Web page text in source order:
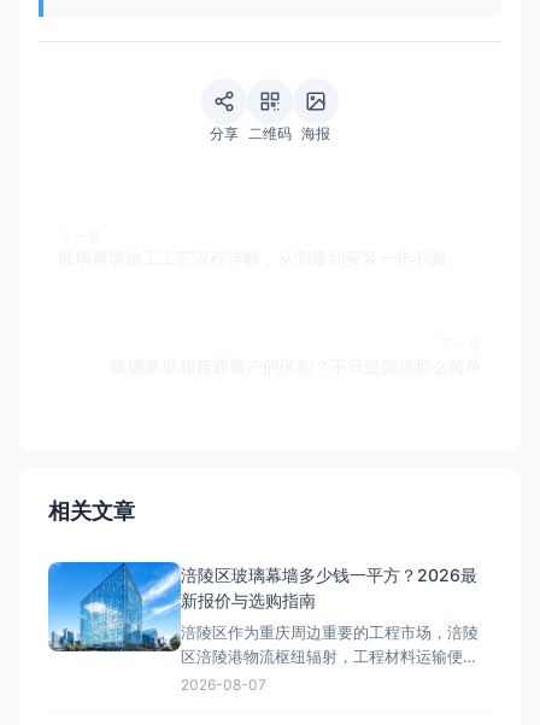
分享 二维码 海报
相关文章
涪陵区玻璃幕墙多少钱一平方？2026最
新报价与选购指南
涪陵区作为重庆周边重要的工程市场，涪陵
区涪陵港物流枢纽辐射，工程材料运输便
利。近年来，随着区域基础设施建设和产业
2026-08-07